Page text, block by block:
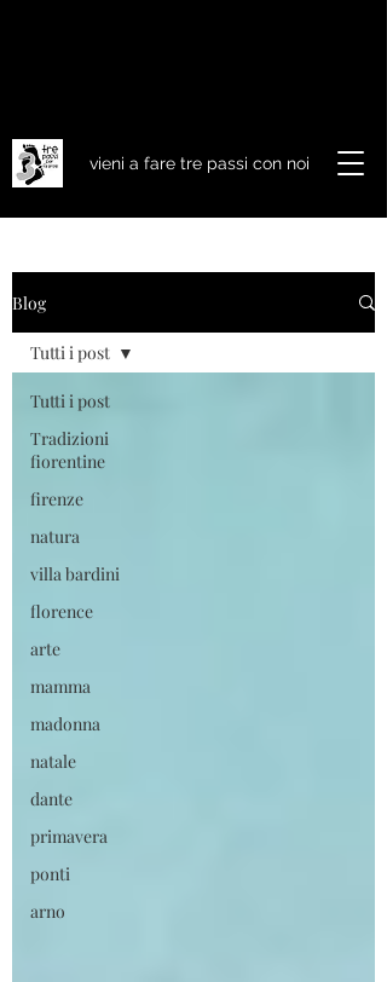
vieni a fare tre passi con noi
Blog
Tutti i post
Tradizioni
fiorentine
firenze
natura
villa bardini
florence
arte
mamma
madonna
natale
dante
primavera
ponti
arno
Tutti i post